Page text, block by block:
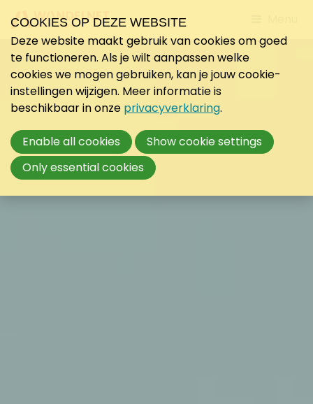
to
COOKIES OP DEZE WEBSITE
Deze website maakt gebruik van cookies om goed
te functioneren. Als je wilt aanpassen welke
cookies we mogen gebruiken, kan je jouw cookie-
instellingen wijzigen. Meer informatie is
beschikbaar in onze privacyverklaring.
Enable all cookies
Show cookie settings
Only essential cookies